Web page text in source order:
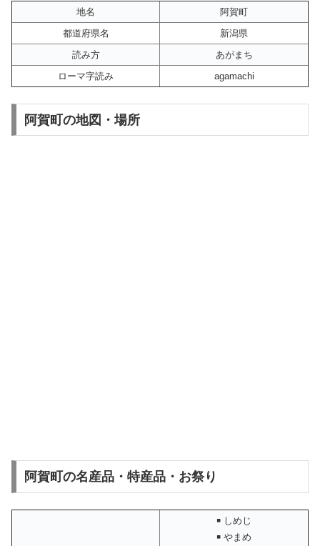
地名
阿賀町
都道府県名
新潟県
読み方
あがまち
ローマ字読み
agamachi
阿賀町の地図・場所
阿賀町の名産品・特産品・お祭り
￭ しめじ
￭ やまめ